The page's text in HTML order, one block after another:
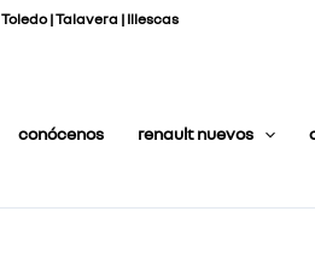
Toledo | Talavera | Illescas
conócenos renault nuevos